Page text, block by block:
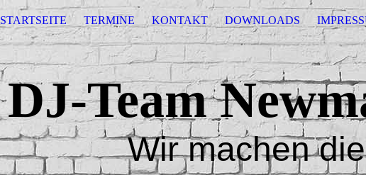
STARTSEITE TERMINE KONTAKT DOWNLOADS
DJ-Team
Wir machen